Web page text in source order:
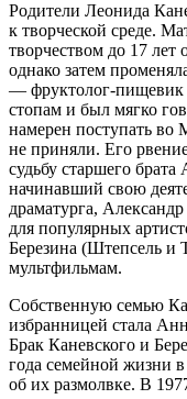
Родители Леонида
к творческой среде.
творчеством до 17 лет
однако затем
— фруктолог-пищевик
стопам и был мягко
намерен поступать во
не приняли. Его
судьбу старшего
начинавший свою
драматурга,
для популярных
Березина (Штепсель и
мультфильмам.
Собственную семью
избранницей стала
Брак Каневского и
года семейной жизни
об их размолвке. В